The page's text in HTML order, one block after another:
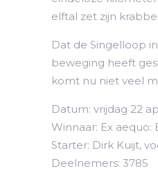
elftal zet zijn
Dat de Singelloop
beweging heeft
komt nu niet veel
Datum: vrijdag 22
Winnaar: Ex aequo:
Starter: Dirk Kuijt,
Deelnemers: 3785